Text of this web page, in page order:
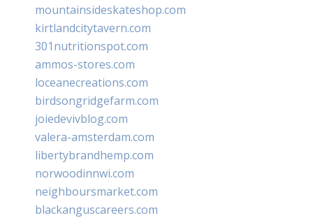
mountainsideskateshop.com
kirtlandcitytavern.com
301nutritionspot.com
ammos-stores.com
loceanecreations.com
birdsongridgefarm.com
joiedevivblog.com
valera-amsterdam.com
libertybrandhemp.com
norwoodinnwi.com
neighboursmarket.com
blackanguscareers.com